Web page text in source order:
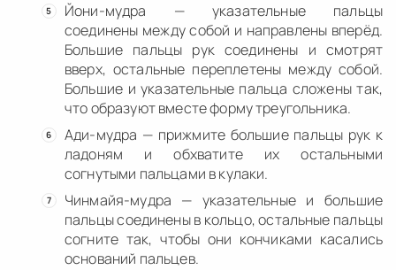
Йони-мудра — указательные пальцы
соединены между собой и направлены вперёд.
Большие пальцы рук соединены и смотрят
вверх, остальные переплетены между собой.
Большие и указательные пальца сложены так,
что образуют вместе форму треугольника.
Ади-мудра — прижмите большие пальцы рук к
ладоням и обхватите их остальными
согнутыми пальцами в кулаки.
Чинмайя-мудра — указательные и большие
пальцы соединены в кольцо, остальные пальцы
согните так, чтобы они кончиками касались
оснований пальцев.